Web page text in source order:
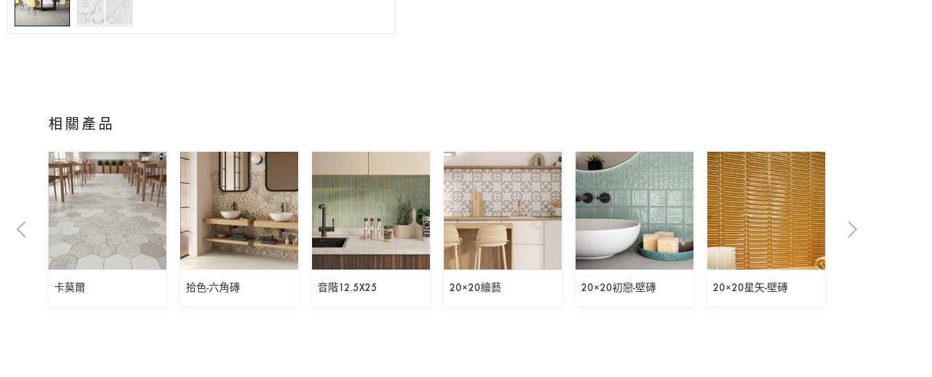
相關產品
卡莫爾 拾色-六角磚 音階12.5X25 20×20繪藝 20×20初戀-壁磚 20×20星矢-壁磚